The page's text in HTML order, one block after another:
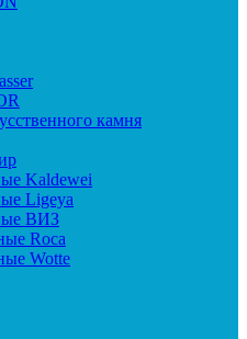
камня
Kaldewei
Ligeya
ВИЗ
Roca
Wotte